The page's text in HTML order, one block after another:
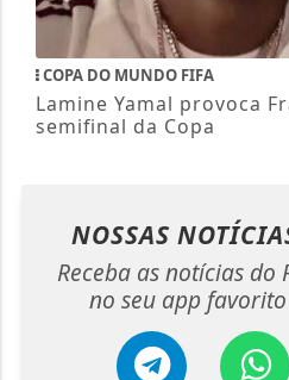
COPA DO MUNDO FIFA
Lamine Yamal provoca
semifinal da Copa
NOSSAS
Receba as notícias do
no seu app